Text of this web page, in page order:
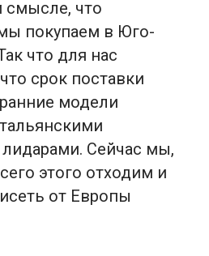
смысле, что
покупаем в Юго-
что для нас
срок поставки
модели
Сейчас мы,
этого отходим и
от Европы